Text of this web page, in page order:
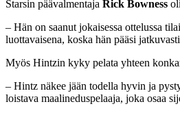
Starsin päävalmentaja Rick Bowness
– Hän on saanut jokaisessa ottelussa
luottavaisena, koska hän pääsi
Myös Hintzin kyky pelata yhteen
– Hintz näkee jään todella hyvin ja
loistava maalineduspelaaja, joka osaa